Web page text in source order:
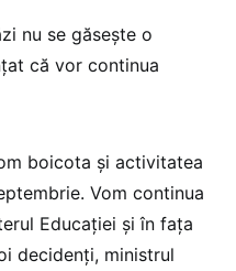
nu se găsește o
că vor continua
boicota și activitatea
Vom continua
Educației și în fața
decidenți, ministrul